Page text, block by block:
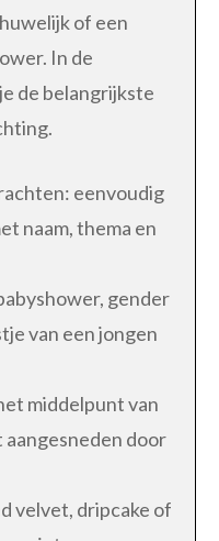
of een
In de
de belangrijkste
eenvoudig
naam, thema en
gender
van een jongen
middelpunt van
door
velvet, dripcake of